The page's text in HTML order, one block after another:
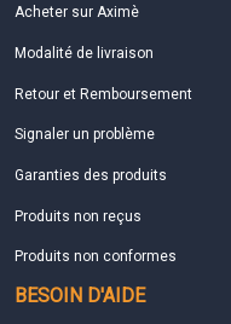
Acheter sur Aximè
Modalité de livraison
Retour et Remboursement
Signaler un problème
Garanties des produits
Produits non reçus
Produits non conformes
BESOIN D'AIDE